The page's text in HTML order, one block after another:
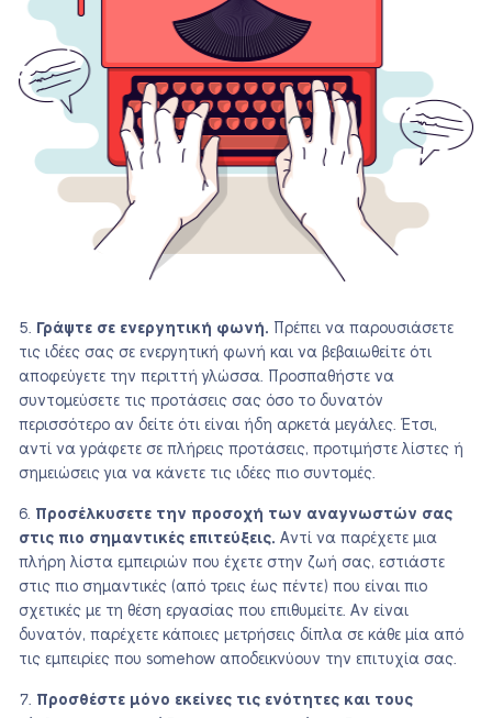
Γράψτε σε ενεργητική φωνή. Πρέπει να παρουσιάσετε
τις ιδέες σας σε ενεργητική φωνή και να βεβαιωθείτε ότι
αποφεύγετε την περιττή γλώσσα. Προσπαθήστε να
συντομεύσετε τις προτάσεις σας όσο το δυνατόν
περισσότερο αν δείτε ότι είναι ήδη αρκετά μεγάλες. Έτσι,
αντί να γράφετε σε πλήρεις προτάσεις, προτιμήστε λίστες ή
σημειώσεις για να κάνετε τις ιδέες πιο συντομές.
Προσέλκυσετε την προσοχή των αναγνωστών σας
στις πιο σημαντικές επιτεύξεις. Αντί να παρέχετε μια
πλήρη λίστα εμπειριών που έχετε στην ζωή σας, εστιάστε
στις πιο σημαντικές (από τρεις έως πέντε) που είναι πιο
σχετικές με τη θέση εργασίας που επιθυμείτε. Αν είναι
δυνατόν, παρέχετε κάποιες μετρήσεις δίπλα σε κάθε μία από
τις εμπειρίες που somehow αποδεικνύουν την επιτυχία σας.
Προσθέστε μόνο εκείνες τις ενότητες και τους